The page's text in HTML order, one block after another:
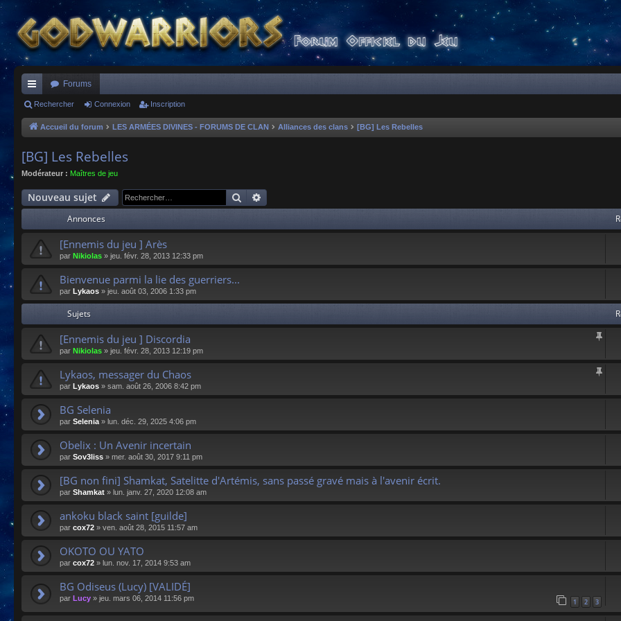
ac
co
s
Forums
Rechercher Connexion Inscription
Accueil du forum LES ARMÉES DIVINES - FORUMS DE CLAN Alliances des clans [BG] Les Rebelles
[BG] Les Rebelles
Modérateur : Maîtres de jeu
Nouveau sujet Rechercher
Annonces
[Ennemis du jeu ] Arès
par Nikiolas » jeu. févr. 28, 2013 12:33 pm
Bienvenue parmi la lie des guerriers...
par Lykaos » jeu. août 03, 2006 1:33 pm
Sujets
[Ennemis du jeu ] Discordia
par Nikiolas » jeu. févr. 28, 2013 12:19 pm
Lykaos, messager du Chaos
par Lykaos » sam. août 26, 2006 8:42 pm
BG Selenia
par Selenia» lun. déc. 29, 2025 4:06 pm
Obelix : Un Avenir incertain
par Sov3liss » mer. août 30, 2017 9:11 pm
[BG non fini] Shamkat, Satelitte d'Artémis, sans passé gravé mais à l'avenir écrit.
par Shamkat » lun. janv. 27, 2020 12:08 am
ankoku black saint [guilde]
par cox72 » ven. août 28, 2015 11:57 am
OKOTO OU YATO
par cox72 » lun. nov. 17, 2014 9:53 am
BG Odiseus (Lucy) [VALIDÉ]
par Lucy » jeu. mars 06, 2014 11:56 pm 1 2 3